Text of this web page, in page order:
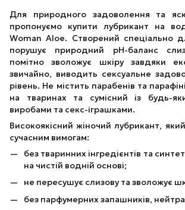
Для природного задоволення та
пропонуємо купити лубрикант на
Woman Aloe. Створений спеціально
порушує природний pH-баланс
помітно зволожує шкіру завдяки
звичайно, виводить сексуальне
рівень. Не містить парабенів та
на тваринах та сумісний із будь-
виробами та секс-іграшками.
Високоякісний жіночий лубрикант,
сучасним вимогам:
без тваринних інгредієнтів та
на чистій водній основі;
не пересушує слизову та зволожує
без парфумерних запашників,